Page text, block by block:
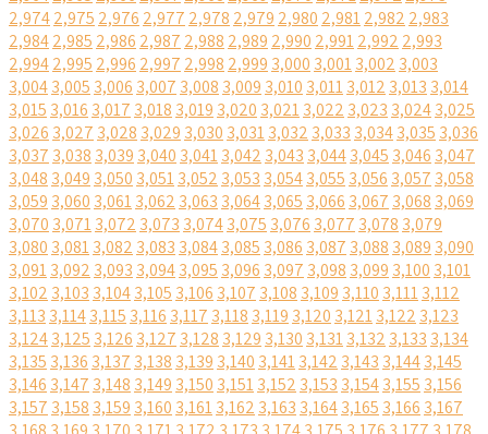
2,9742,975 2,976 2,977 2,978 2,979 2,980 2,9812,982 2,983
2,9842,985 2,986 2,987 2,988 2,989 2,990 2,9912,992 2,993
2,9942,995 2,996 2,997 2,998 2,999 3,000 3,0013,002 3,003
3,0043,005 3,006 3,007 3,008 3,009 3,010 3,0113,012 3,013 3,014
3,015 3,016 3,017 3,018 3,019 3,020 3,0213,022 3,023 3,0243,025
3,026 3,027 3,028 3,029 3,030 3,0313,032 3,033 3,0343,035 3,036
3,037 3,038 3,039 3,040 3,0413,042 3,043 3,0443,045 3,046 3,047
3,048 3,049 3,050 3,0513,052 3,053 3,0543,055 3,056 3,057 3,058
3,059 3,060 3,0613,062 3,063 3,0643,065 3,066 3,067 3,068 3,069
3,070 3,0713,072 3,073 3,0743,075 3,076 3,077 3,078 3,079
3,080 3,0813,082 3,083 3,0843,085 3,086 3,087 3,088 3,089 3,090
3,0913,092 3,093 3,0943,095 3,096 3,097 3,098 3,099 3,100 3,101
3,102 3,103 3,1043,105 3,106 3,107 3,108 3,109 3,110 3,1113,112
3,113 3,1143,115 3,116 3,117 3,118 3,119 3,120 3,1213,122 3,123
3,1243,125 3,126 3,127 3,128 3,129 3,130 3,1313,132 3,133 3,134
3,135 3,136 3,137 3,138 3,139 3,140 3,1413,142 3,143 3,1443,145
3,146 3,147 3,148 3,149 3,150 3,1513,152 3,153 3,1543,155 3,156
3,157 3,158 3,159 3,160 3,1613,162 3,163 3,1643,165 3,166 3,167